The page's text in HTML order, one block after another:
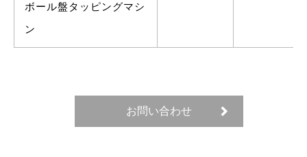
ボール盤タッピングマシ
ン
お問い合わせ